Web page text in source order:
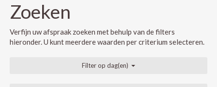
Zoeken
Verfijn uw afspraak zoeken met behulp van de filters
hieronder. U kunt meerdere waarden per criterium selecteren.
Filter op dag(en)